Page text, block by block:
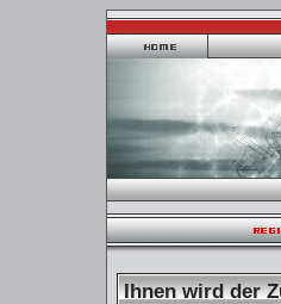
Ihnen wird der